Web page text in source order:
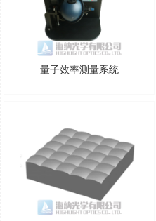
量子效率测量系统